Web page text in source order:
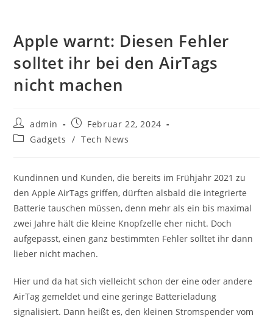
Apple warnt: Diesen Fehler
solltet ihr bei den AirTags
nicht machen
Beitrags-
Autor:
admin
Beitrag
veröffentlicht:
Februar 22, 2024
Beitrags-
Gadgets / Tech News
Kundinnen und Kunden, die bereits im Frühjahr 2021 zu
den Apple AirTags griffen, dürften alsbald die integrierte
Batterie tauschen müssen, denn mehr als ein bis maximal
zwei Jahre hält die kleine Knopfzelle eher nicht. Doch
aufgepasst, einen ganz bestimmten Fehler solltet ihr dann
lieber nicht machen.
Hier und da hat sich vielleicht schon der eine oder andere
AirTag gemeldet und eine geringe Batterieladung
signalisiert. Dann heißt es, den kleinen Stromspender vom